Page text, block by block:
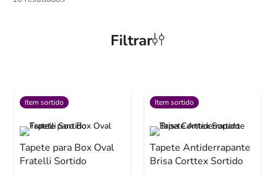
Filtrar
Item sortido
Tapete para Box Oval
Fratelli Sortido
Item sortido
Tapete Antiderrapante
Brisa Corttex Sortido